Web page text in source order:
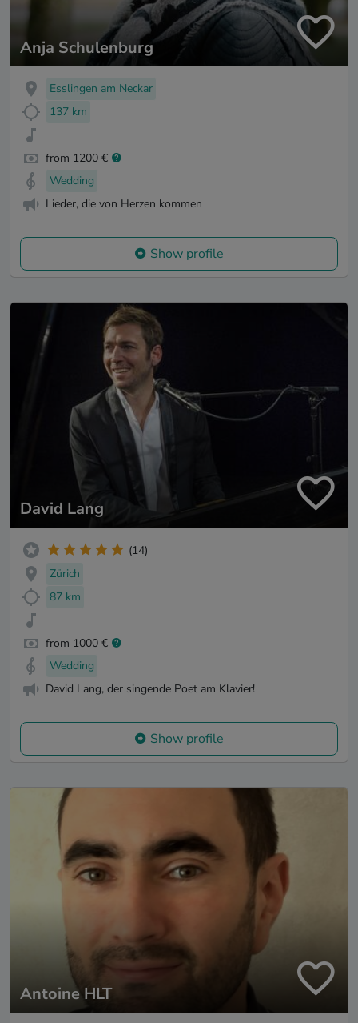
Anja Schulenburg
Esslingen am Neckar
137 km
from 1200 €
Wedding
Lieder, die von Herzen kommen
Show profile
David Lang
(14)
Zürich
87 km
from 1000 €
Wedding
David Lang, der singende Poet am Klavier!
Show profile
Antoine HLT